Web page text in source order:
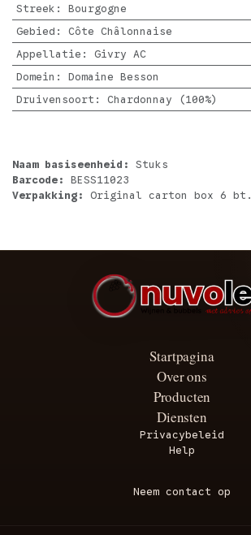
Streek : Bourgogne
Gebied : Côte Châlonnaise
Appellatie : Givry AC
Domein : Domaine Besson
Druivensoort : Chardonnay (100%)
Naam basiseenheid: Stuks
Barcode: BESS11023
Verpakking: Original carton box 6 bt.
Startpagina
Over ons
Producten
Diensten
Privacybeleid
Help
Neem contact op